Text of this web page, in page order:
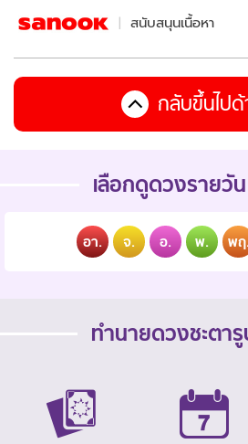
สนับสนุนเนื้อหา
กลับขึ้นไป
เลือกดูดวงรายวั
อา. จ. อ. พ. พฤ.
ทำนายดวงชะตา